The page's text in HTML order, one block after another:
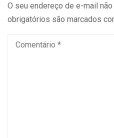
O seu endereço de e-mail
obrigatórios são marcados